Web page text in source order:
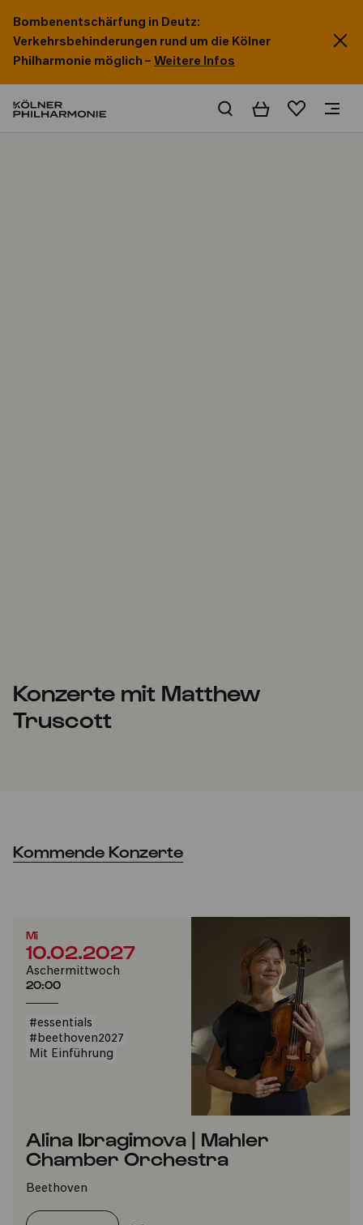
Bombenentschärfung in Deutz:
Verkehrsbehinderungen rund um die Kölner
Philharmonie möglich – Weitere Infos
WarenkorbMerkliste
Konzerte mit Matthew
Truscott
Kommende Konzerte
Mi
10.02.2027
Aschermittwoch
20:00
#essentials
#beethoven2027
Mit Einführung
Alina Ibragimova | Mahler
Chamber Orchestra
Beethoven